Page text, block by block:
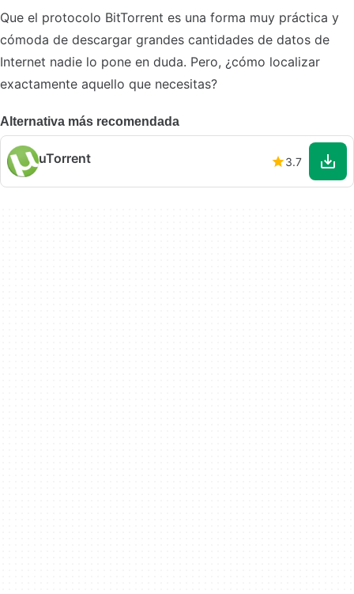
Que el protocolo BitTorrent es una forma muy práctica y
cómoda de descargar grandes cantidades de datos de
Internet nadie lo pone en duda. Pero, ¿cómo localizar
exactamente aquello que necesitas?
Alternativa más recomendada
uTorrent 3.7